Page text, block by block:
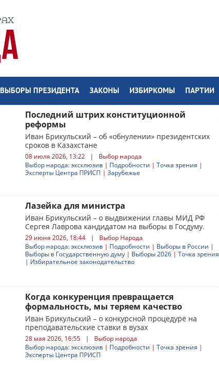
ВЫБОРЫ ПРЕЗИДЕНТА ЗАКОНЫ ИЗБИРКОМЫ ПАРТИИ
Последний штрих конституционной
реформы
Иван Брикульский – об «обнулении» президентских
сроков в Казахстане
08 июля 2026, 13:22 |
Выбор народа
Выбор народа: эксклюзив | Подробности | Точка зрения |
Эксперты Центра ПРИСП | Зарубежье
Лазейка для министра
Иван Брикульский – о выдвижении главы МИД РФ
Сергея Лаврова кандидатом на выборы в Госдуму.
29 июня 2026, 18:44 |
Выбор Народа
Выбор народа: эксклюзив | Подробности | Выборы в России |
Выборы в Государственную думу | Выборы 2026 | Точка зрения
| Избирательное законодательство
Когда конкуренция превращается
формальность, мы теряем качество
Иван Брикульский – о конкурсной процедуре на
преподавательские ставки в вузах
28 мая 2026, 16:55 |
Выбор народа
Выбор народа: эксклюзив | Подробности | Точка зрения |
Эксперты Центра ПРИСП